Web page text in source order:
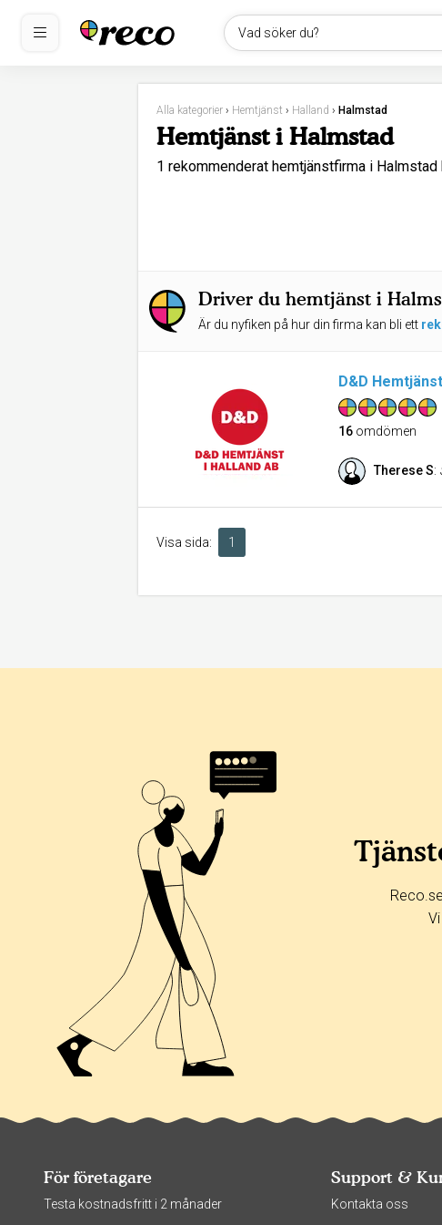
Vad söker du?
Alla kategorier › Hemtjänst › Halland › Halmstad
Hemtjänst i Halmstad
1 rekommenderat hemtjänstfirma i Halmstad
Driver du hemtjänst i
Är du nyfiken på hur din firma kan bli ett
D&D
16 omdömen
Therese S:
Visa sida: 1
För företagare
Testa kostnadsfritt i 2 månader
Support &
Kontakta oss